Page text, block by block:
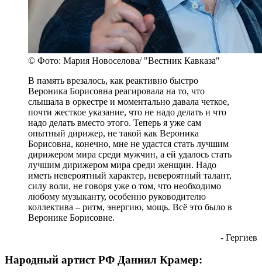
© Фото: Мария Новоселова/ "Вестник Кавказа"
В память врезалось, как реактивно быстро
Вероника Борисовна реагировала на то, что
слышала в оркестре и моментально давала четкое,
почти жесткое указание, что не надо делать и что
надо делать вместо этого. Теперь я уже сам
опытный дирижер, не такой как Вероника
Борисовна, конечно, мне не удастся стать лучшим
дирижером мира среди мужчин, а ей удалось стать
лучшим дирижером мира среди женщин. Надо
иметь невероятный характер, невероятный талант,
силу воли, не говоря уже о том, что необходимо
любому музыканту, особенно руководителю
коллектива – ритм, энергию, мощь. Всё это было в
Веронике Борисовне.
- Гергиев
Народный артист РФ Даниил Крамер: